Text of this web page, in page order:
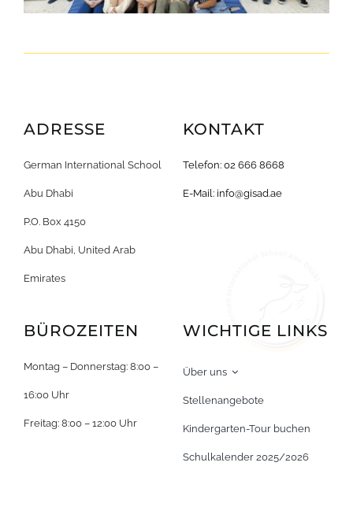
ADRESSE
German International School
Abu Dhabi
P.O. Box 4150
Abu Dhabi, United Arab
Emirates
KONTAKT
Telefon: 02 666 8668
E-Mail: info@gisad.ae
BÜROZEITEN
Montag – Donnerstag: 8:00 –
16:00 Uhr
Freitag: 8:00 – 12:00 Uhr
WICHTIGE LINKS
Über uns
Stellenangebote
Kindergarten-Tour buchen
Schulkalender 2025/2026